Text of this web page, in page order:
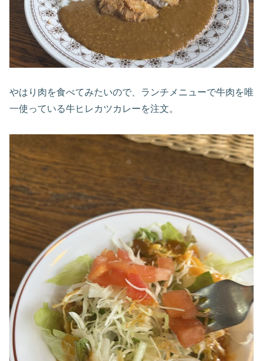
やはり肉を食べてみたいので、ランチメニューで牛肉を唯
一使っている牛ヒレカツカレーを注文。